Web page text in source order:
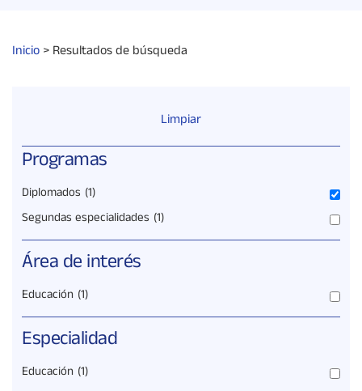
Inicio>Resultados de búsqueda
Limpiar
Programas
Diplomados (1)
Segundas especialidades (1)
Área de interés
Educación (1)
Especialidad
Educación (1)